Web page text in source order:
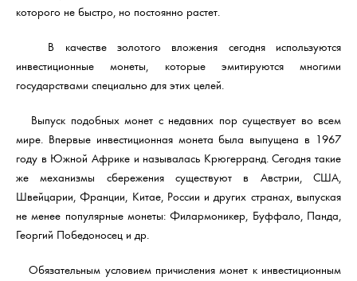
которого не быстро, но постоянно растет.
В качестве золотого вложения сегодня используются
инвестиционные монеты, которые эмитируются многими
государствами специально для этих целей.
Выпуск подобных монет с недавних пор существует во всем
мире. Впервые инвестиционная монета была выпущена в 1967
году в Южной Африке и называлась Крюгерранд. Сегодня такие
же механизмы сбережения существуют в Австрии, США,
Швейцарии, Франции, Китае, России и других странах, выпуская
не менее популярные монеты: Филармоникер, Буффало, Панда,
Георгий Победоносец и др.
Обязательным условием причисления монет к инвестиционным